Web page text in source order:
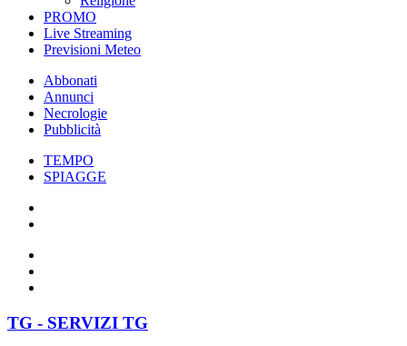
PROMO
Live Streaming
Previsioni Meteo
Abbonati
Annunci
Necrologie
Pubblicità
TEMPO
SPIAGGE
TG - SERVIZI TG